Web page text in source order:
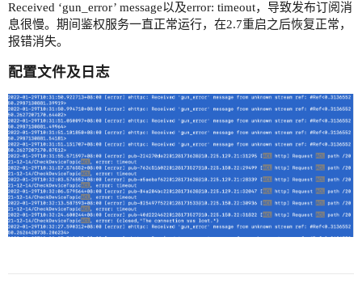
Received ‘gun_error’ message以及error: timeout，导致发布订阅消
息很慢。期间鉴权服务一直正常运行，在2.7重启之后恢复正常，
报错消失。
配置文件及日志